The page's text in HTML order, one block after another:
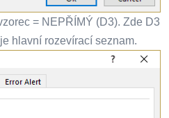
= NEPŘÍMÝ (D3). Zde D3
hlavní rozevírací seznam.